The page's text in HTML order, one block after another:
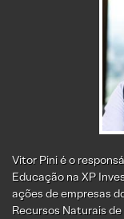
Vitor Pini é o
Educação na XP
ações de empresas
Recursos Naturais